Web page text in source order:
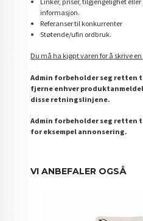
informasjon.
Referanser til konkurrenter
Støtende/ufin ordbruk.
Du må ha kjøpt varen for å skrive
Admin forbeholder seg retten
fjerne enhver
disse retningslinjene.
Admin forbeholder seg retten
for eksempel annonsering.
VI ANBEFALER OGSÅ